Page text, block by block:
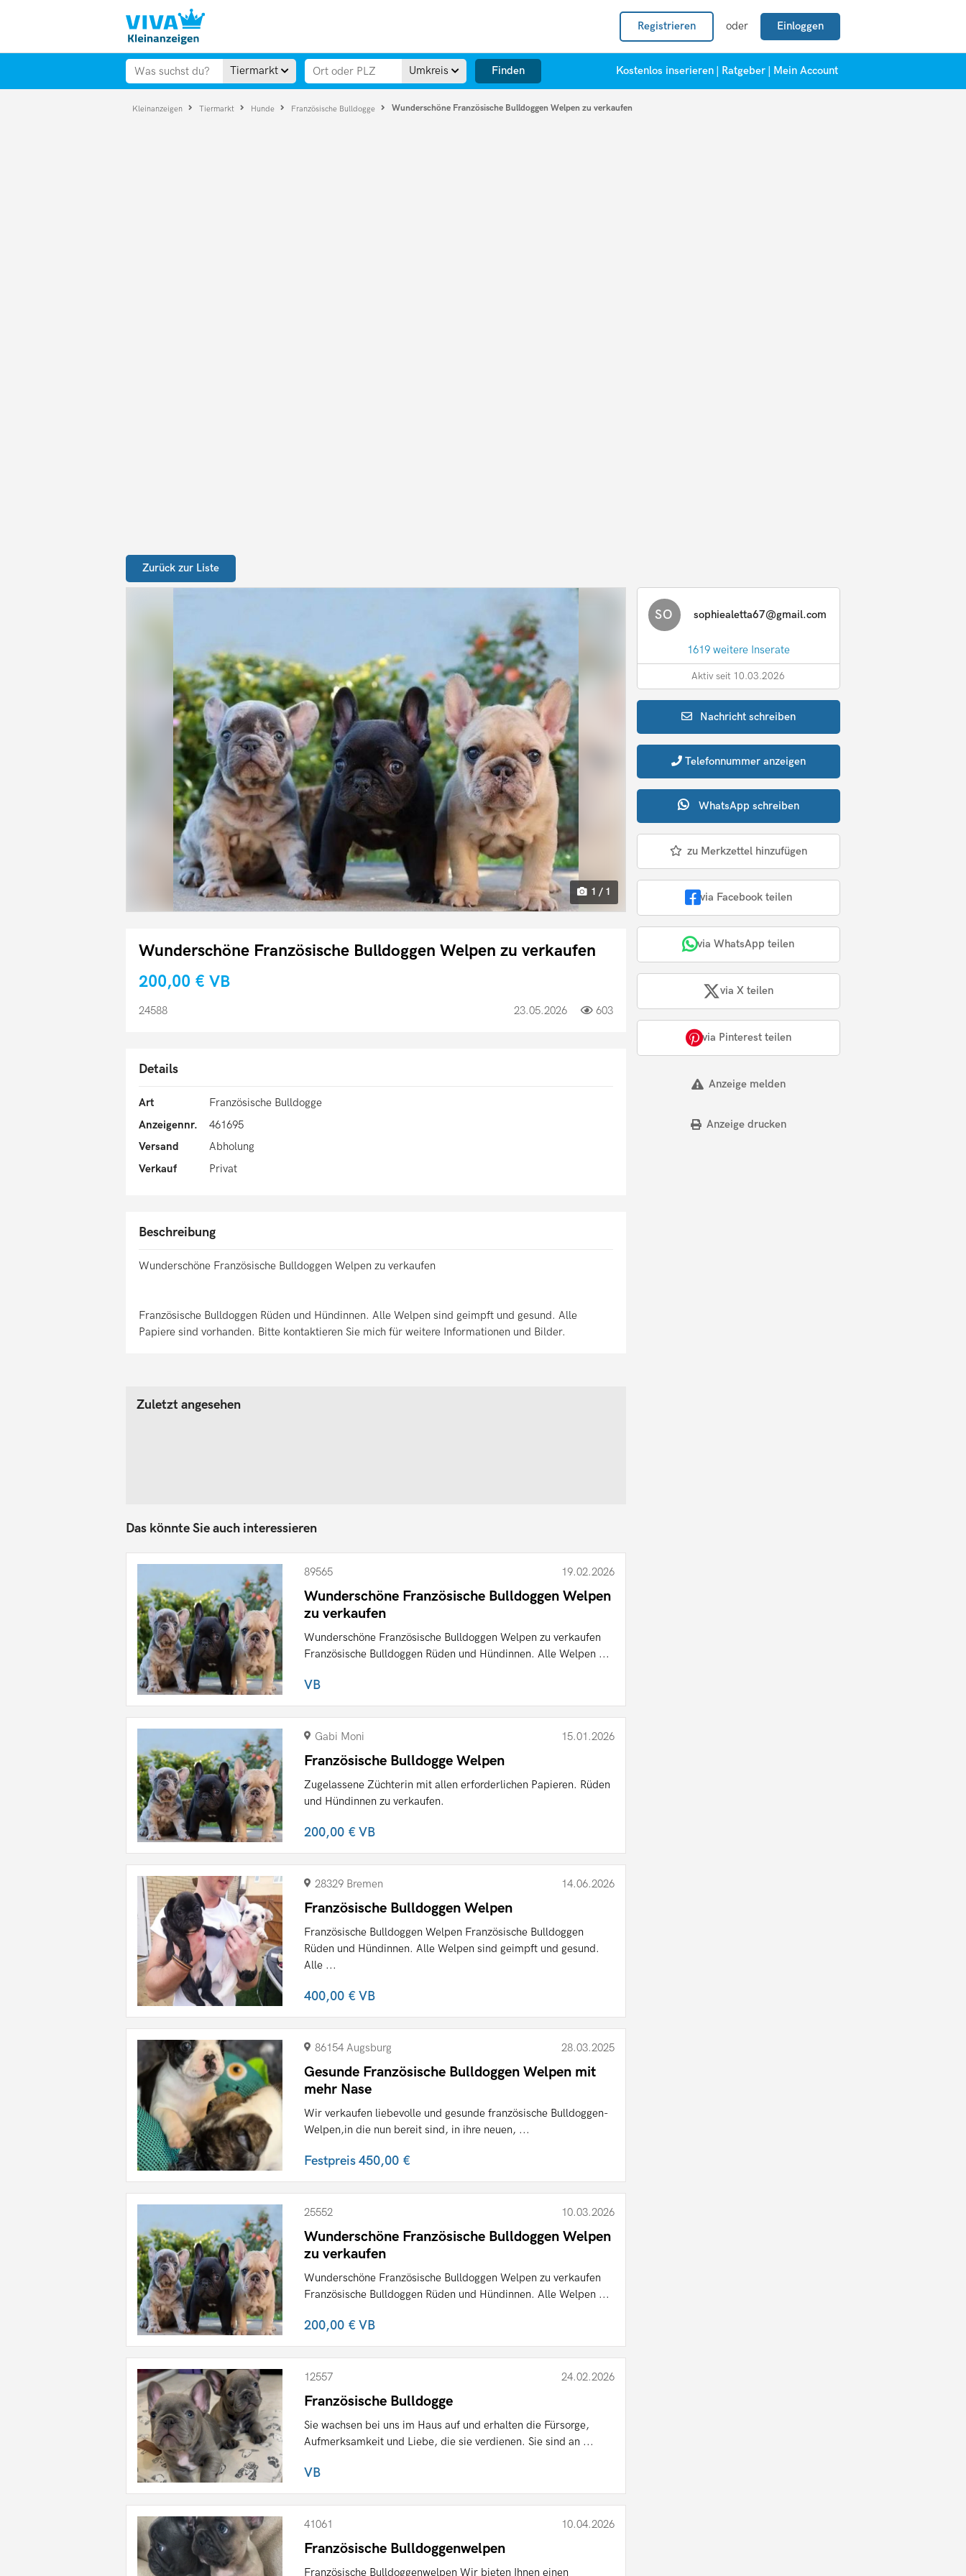
Registrieren oder Einloggen
Tiermarkt Umkreis Finden Kostenlos inserieren Ratgeber Mein Account
Kleinanzeigen Tiermarkt Hunde Französische Bulldogge Wunderschöne Französische Bulldoggen Welpen zu verkaufen
Zurück zur Liste
1 / 1
Wunderschöne Französische Bulldoggen Welpen zu verkaufen
200,00 € VB
24588 23.05.2026 603
Details
Art
Französische Bulldogge
Anzeigennr.
461695
Versand
Abholung
Verkauf
Privat
Beschreibung
Wunderschöne Französische Bulldoggen Welpen zu verkaufen
Französische Bulldoggen Rüden und Hündinnen. Alle Welpen sind geimpft und gesund. Alle
Papiere sind vorhanden. Bitte kontaktieren Sie mich für weitere Informationen und Bilder.
SO sophiealetta67@gmail.com
1619 weitere Inserate
Aktiv seit 10.03.2026
Nachrichtschreiben
Telefonnummer anzeigen
WhatsApp schreiben
zu Merkzettel hinzufügen
via Facebook teilen
via WhatsApp teilen
via X teilen
via Pinterest teilen
Anzeige melden
Anzeige drucken
Zuletzt angesehen
Das könnte Sie auch interessieren
89565 19.02.2026
Wunderschöne Französische Bulldoggen Welpen
zu verkaufen
Wunderschöne Französische Bulldoggen Welpen zu verkaufen
Französische Bulldoggen Rüden und Hündinnen. Alle Welpen ...
VB
Gabi Moni 15.01.2026
Französische Bulldogge Welpen
Zugelassene Züchterin mit allen erforderlichen Papieren. Rüden
und Hündinnen zu verkaufen.
200,00 €VB
28329 Bremen 14.06.2026
Französische Bulldoggen Welpen
Französische Bulldoggen Welpen Französische Bulldoggen
Rüden und Hündinnen. Alle Welpen sind geimpft und gesund.
Alle ...
400,00 €VB
86154 Augsburg 28.03.2025
Gesunde Französische Bulldoggen Welpen mit
mehr Nase
Wir verkaufen liebevolle und gesunde französische Bulldoggen-
Welpen,in die nun bereit sind, in ihre neuen, ...
Festpreis450,00 €
25552 10.03.2026
Wunderschöne Französische Bulldoggen Welpen
zu verkaufen
Wunderschöne Französische Bulldoggen Welpen zu verkaufen
Französische Bulldoggen Rüden und Hündinnen. Alle Welpen ...
200,00 €VB
12557 24.02.2026
Französische Bulldogge
Sie wachsen bei uns im Haus auf und erhalten die Fürsorge,
Aufmerksamkeit und Liebe, die sie verdienen. Sie sind an ...
VB
41061 10.04.2026
Französische Bulldoggenwelpen
Französische Bulldoggenwelpen Wir bieten Ihnen einen